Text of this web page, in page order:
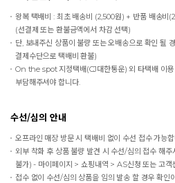
왕복 택배비 : 최초 배송비 (2,500원) + 반품 배송비
(선결제 또는 환불금액에서 차감 선택)
단, 보내주신 상품이 불량 또는 오배송으로 확인 될
결제수단으로 택배비 환불)
On the spot지정택배(CJ대한통운) 외 타택배 이
부담해주셔야 합니다.
수선/심의 안내
오프라인 매장 방문 시 택배비 없이 수선 접수 가능
외부 착화 후 상품 불량 발견 시 수선/심의 접수 해
불가) - 마이페이지 > 쇼핑내역 > AS신청 또는 고객
접수 없이 수선/심의 상품을 임의 발송 할 경우 확인